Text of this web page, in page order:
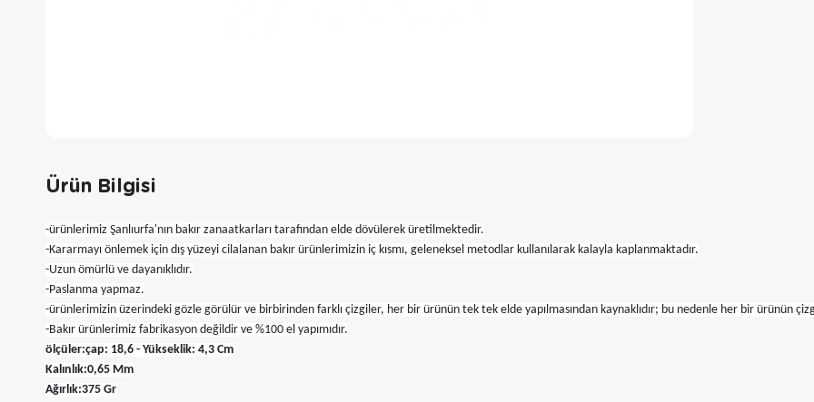
Ürün Bilgisi
-ürünlerimiz Şanlıurfa'nın bakır zanaatkarları tarafından elde dövülerek üretilmektedir.
-Kararmayı önlemek için dış yüzeyi cilalanan bakır ürünlerimizin iç kısmı, geleneksel metodlar kullanılarak kalayla kaplanmaktadır.
-Uzun ömürlü ve dayanıklıdır.
-Paslanma yapmaz.
-ürünlerimizin üzerindeki gözle görülür ve birbirinden farklı çizgiler, her bir ürünün tek tek elde yapılmasından kaynaklıdır; bu nedenle her bir ürünün
-Bakır ürünlerimiz fabrikasyon değildir ve %100 el yapımıdır.
ölçüler:çap: 18,6 - Yükseklik: 4,3 Cm
Kalınlık:0,65 Mm
Ağırlık:375 Gr